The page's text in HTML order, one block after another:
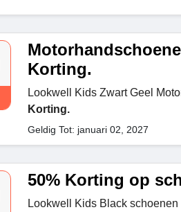
Korting.
Lookwell Kids Zwart Geel
Korting.
Geldig Tot: januari 02, 2027
50% Korting op
Lookwell Kids Black schoenen